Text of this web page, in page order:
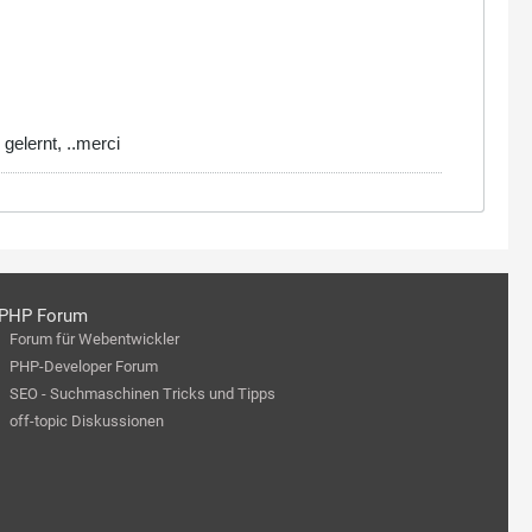
..merci
Forum
Forum für Webentwickler
PHP-Developer Forum
SEO - Suchmaschinen Tricks und Tipps
off-topic Diskussionen